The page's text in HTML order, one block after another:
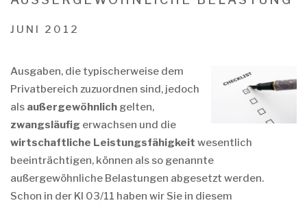
JUNI 2012
Ausgaben, die typischerweise dem
Privatbereich zuzuordnen sind, jedoch
als außergewöhnlich gelten,
zwangsläufig erwachsen und die
wirtschaftliche Leistungsfähigkeit wesentlich
beeinträchtigen, können als so genannte
außergewöhnliche Belastungen abgesetzt werden.
Schon in der KI 03/11 haben wir Sie in diesem